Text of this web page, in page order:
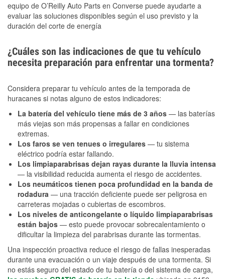
equipo de O’Reilly Auto Parts en Converse puede ayudarte a
evaluar las soluciones disponibles según el uso previsto y la
duración del corte de energía
¿Cuáles son las indicaciones de que tu vehículo
necesita preparación para enfrentar una tormenta?
Considera preparar tu vehículo antes de la temporada de
huracanes si notas alguno de estos indicadores:
La batería del vehículo tiene más de 3 años — las baterías
más viejas son más propensas a fallar en condiciones
extremas.
Los faros se ven tenues o irregulares — tu sistema
eléctrico podría estar fallando.
Los limpiaparabrisas dejan rayas durante la lluvia intensa
— la visibilidad reducida aumenta el riesgo de accidentes.
Los neumáticos tienen poca profundidad en la banda de
rodadura — una tracción deficiente puede ser peligrosa en
carreteras mojadas o cubiertas de escombros.
Los niveles de anticongelante o líquido limpiaparabrisas
están bajos — esto puede provocar sobrecalentamiento o
dificultar la limpieza del parabrisas durante las tormentas.
Una inspección proactiva reduce el riesgo de fallas inesperadas
durante una evacuación o un viaje después de una tormenta. Si
no estás seguro del estado de tu batería o del sistema de carga,